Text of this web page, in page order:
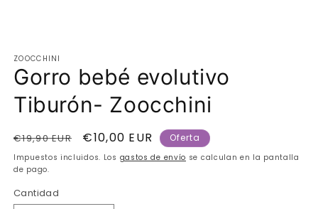
multimedia
1
en
ventana
modal
ZOOCCHINI
Gorro bebé evolutivo
Tiburón- Zoocchini
Precio
habitual
€19,90 EUR
Precio
de
€10,00 EUR Oferta
Impuestos incluidos. Los gastos de envío se calculan en la pantalla
de pago.
Cantidad
Cantidad